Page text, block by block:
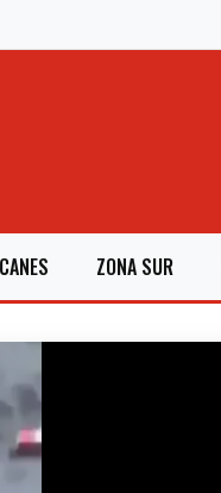
ZONA SUR